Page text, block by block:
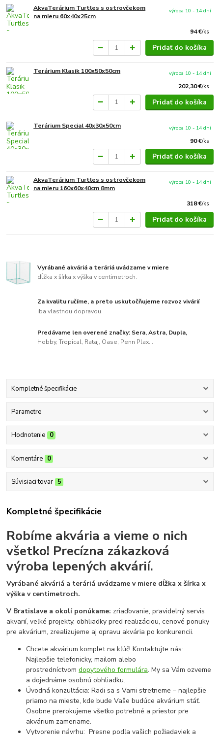
AkvaTerárium Turtles s ostrovčekom
na mieru 60x40x25cm
94 €/ks
výroba 10 - 14 dní
Pridať do košíka
Terárium Klasik 100x50x50cm
202,30 €/ks
výroba 10 - 14 dní
Pridať do košíka
Terárium Special 40x30x50cm
90 €/ks
výroba 10 - 14 dní
Pridať do košíka
AkvaTerárium Turtles s ostrovčekom
na mieru 160x60x40cm 8mm
318 €/ks
výroba 10 - 14 dní
Pridať do košíka
Vyrábané akváriá a teráriá uvádzame v miere
dĺžka x šírka x výška v centimetroch.
Za kvalitu ručíme, a preto uskutočňujeme rozvoz vivárií
iba vlastnou dopravou.
Predávame len overené značky: Sera, Astra, Dupla,
Hobby, Tropical, Rataj, Oase, Penn Plax...
Kompletné špecifikácie
Parametre
Hodnotenie 0
Komentáre 0
Súvisiaci tovar 5
Kompletné špecifikácie
Robíme akvária a vieme o nich
všetko! Precízna zákazková
výroba lepených akvárií.
Vyrábané akváriá a teráriá uvádzame v miere dĺžka x šírka x
výška v centimetroch.
V Bratislave a okolí ponúkame: zriaďovanie, pravidelný servis
akvarií, veľké projekty, obhliadky pred realizáciou, cenové ponuky
pre akvárium, zrealizujeme aj opravu akvária po konkurencii.
Chcete akvárium komplet na kľúč! Kontaktujte nás:
Najlepšie telefonicky, mailom alebo
prostredníctvomdopytového formulára. My sa Vám ozveme
a dojednáme osobnú obhliadku.
Úvodná konzultácia: Radi sa s Vami stretneme – najlepšie
priamo na mieste, kde bude Vaše budúce akvárium stáť.
Osobne prerokujeme všetko potrebné a priestor pre
akvárium zameriame.
Vytvorenie návrhu: Presne podľa vašich požiadaviek a